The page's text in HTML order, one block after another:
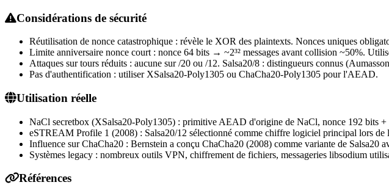
Considérations de sécurité
Réutilisation de nonce catastrophique : révèle le XOR des plaintexts. Nonces uniques
Limite anniversaire nonce court : nonce 64 bits → ~2³² messages avant collision ~50%.
Attaques sur tours réduits : aucune sur /20 ou /12. Salsa20/8 : distingueurs connus
Pas d'authentification : utiliser XSalsa20-Poly1305 ou ChaCha20-Poly1305 pour l'AEAD.
Utilisation réelle
NaCl secretbox (XSalsa20-Poly1305) : primitive AEAD d'origine de NaCl, nonce 192 bits
eSTREAM Profile 1 (2008) : Salsa20/12 sélectionné comme chiffre logiciel principal lors
Influence sur ChaCha20 : Bernstein a conçu ChaCha20 (2008) comme variante de Salsa20
Systèmes legacy : nombreux outils VPN, chiffrement de fichiers, messageries libsodium
Références